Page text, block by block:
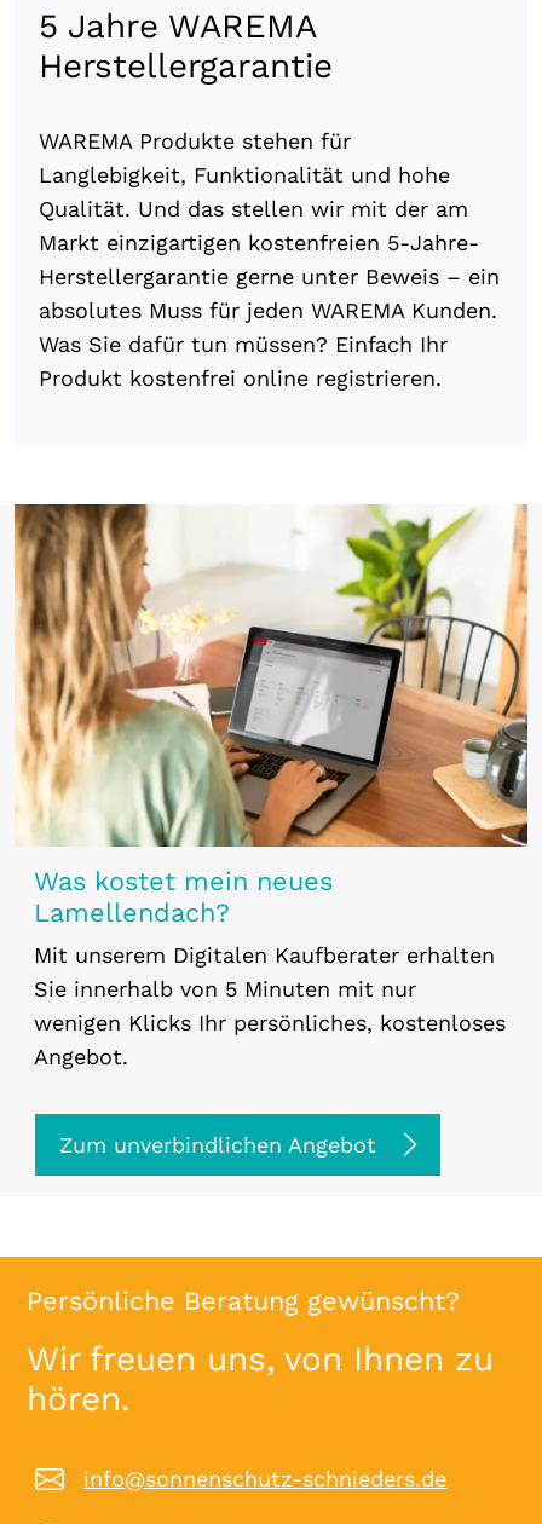
5 Jahre WAREMA
Herstellergarantie
WAREMA Produkte stehen für
Langlebigkeit, Funktionalität und hohe
Qualität. Und das stellen wir mit der am
Markt einzigartigen kostenfreien 5-Jahre-
Herstellergarantie gerne unter Beweis – ein
absolutes Muss für jeden WAREMA Kunden.
Was Sie dafür tun müssen? Einfach Ihr
Produkt kostenfrei online registrieren.
Was kostet mein neues
Lamellendach?
Mit unserem Digitalen Kaufberater erhalten
Sie innerhalb von 5 Minuten mit nur
wenigen Klicks Ihr persönliches, kostenloses
Angebot.
Zum unverbindlichen Angebot
Persönliche Beratung gewünscht?
Wir freuen uns, von Ihnen zu
hören.
info@sonnenschutz-schnieders.de